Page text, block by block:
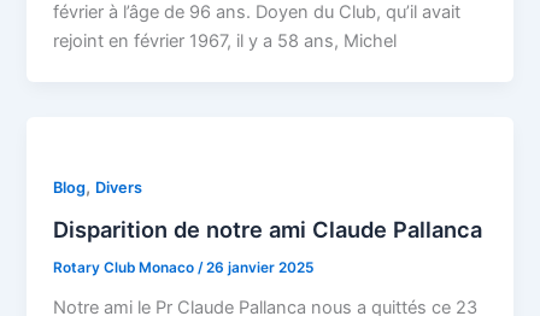
février à l’âge de 96 ans. Doyen du Club, qu’il avait
rejoint en février 1967, il y a 58 ans, Michel
Blog, Divers
Disparition de notre ami Claude Pallanca
Rotary Club Monaco/26 janvier 2025
Notre ami le Pr Claude Pallanca nous a quittés ce 23